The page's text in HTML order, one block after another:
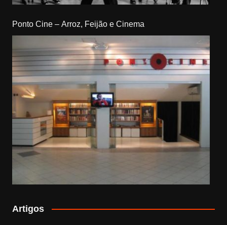
Ponto Cine – Arroz, Feijão e Cinema
Artigos